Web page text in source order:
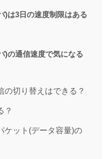
)は3日の速度制限はある
)の通信速度で気になる
の切り替えはできる？
？
ケット(データ容量)の